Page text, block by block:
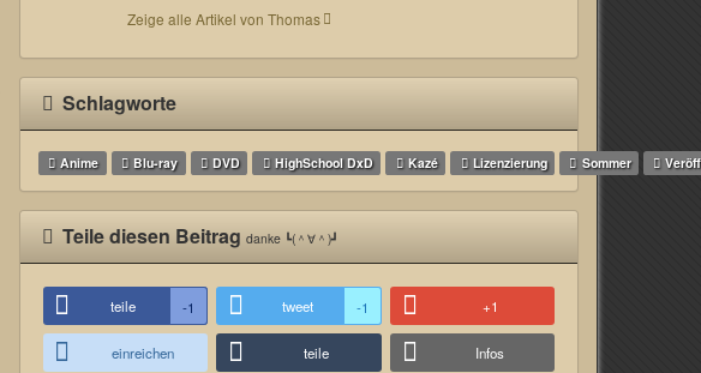
Zeige alle Artikel von Thomas
Schlagworte
Anime Blu-ray DVD HighSchool DxD Kazé Lizenzierung Sommer
Teile diesen Beitragdanke ┗(＾∀＾)┛
teile -1 tweet -1 +1
einreichen teile Infos